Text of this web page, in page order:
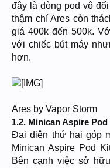
đây là dòng pod vô
thậm chí Ares còn
giá 400k đến 500k.
với chiếc bút máy
hơn.
Ares by Vapor Storm
1.2. Minican Aspire
Đại diện thứ hai góp
Minican Aspire Pod
Bên cạnh việc sở